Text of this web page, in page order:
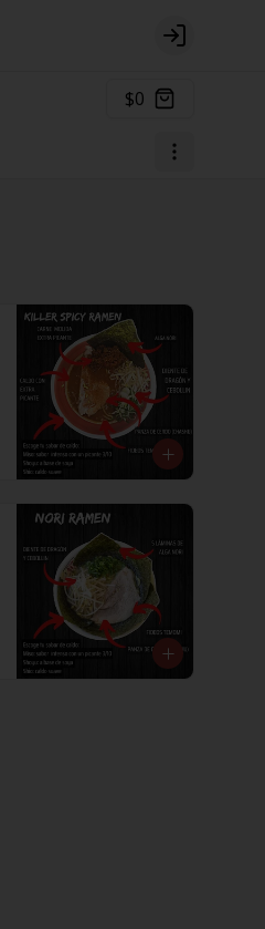
Login
$0